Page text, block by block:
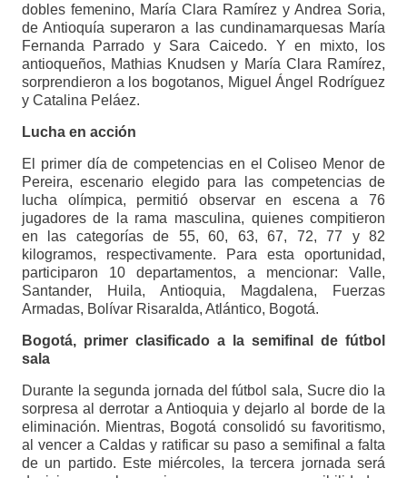
dobles femenino, María Clara Ramírez y Andrea Soria,
de Antioquía superaron a las cundinamarquesas María
Fernanda Parrado y Sara Caicedo. Y en mixto, los
antioqueños, Mathias Knudsen y María Clara Ramírez,
sorprendieron a los bogotanos, Miguel Ángel Rodríguez
y Catalina Peláez.
Lucha en acción
El primer día de competencias en el Coliseo Menor de
Pereira, escenario elegido para las competencias de
lucha olímpica, permitió observar en escena a 76
jugadores de la rama masculina, quienes compitieron
en las categorías de 55, 60, 63, 67, 72, 77 y 82
kilogramos, respectivamente. Para esta oportunidad,
participaron 10 departamentos, a mencionar: Valle,
Santander, Huila, Antioquia, Magdalena, Fuerzas
Armadas, Bolívar Risaralda, Atlántico, Bogotá.
Bogotá, primer clasificado a la semifinal de fútbol
sala
Durante la segunda jornada del fútbol sala, Sucre dio la
sorpresa al derrotar a Antioquia y dejarlo al borde de la
eliminación. Mientras, Bogotá consolidó su favoritismo,
al vencer a Caldas y ratificar su paso a semifinal a falta
de un partido. Este miércoles, la tercera jornada será